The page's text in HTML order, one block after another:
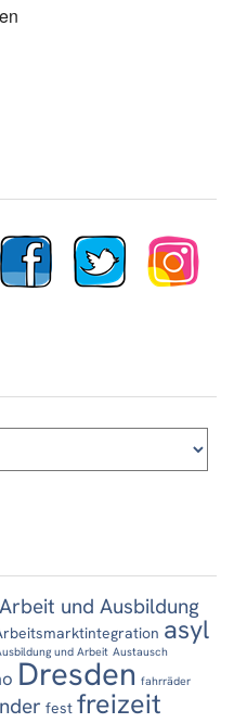
und Ausbildung
asyl
und Arbeit Austausch
Dresden fahrräder
fest freizeit